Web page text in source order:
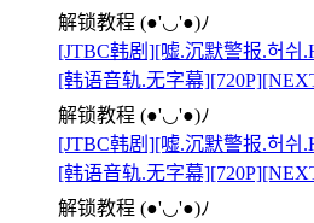
解锁教程 (●'◡'●)ﾉ
[JTBC韩剧][嘘.沉默警报.허쉬
[韩语音轨.无字幕
解锁教程 (●'◡'●)ﾉ
[JTBC韩剧][嘘.沉默警报.허쉬
[韩语音轨.无字幕
解锁教程 (●'◡'●)ﾉ